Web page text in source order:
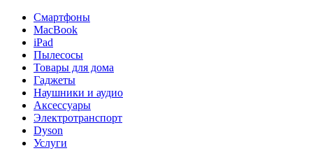
Смартфоны
MacBook
iPad
Пылесосы
Товары для дома
Гаджеты
Наушники и аудио
Аксессуары
Электротранспорт
Dyson
Услуги